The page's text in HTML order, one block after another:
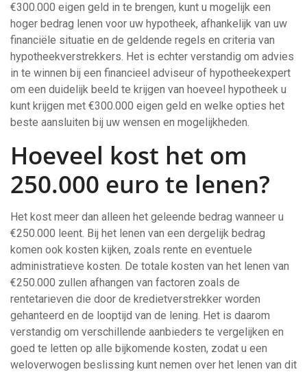
€300.000 eigen geld in te brengen, kunt u mogelijk een
hoger bedrag lenen voor uw hypotheek, afhankelijk van uw
financiële situatie en de geldende regels en criteria van
hypotheekverstrekkers. Het is echter verstandig om advies
in te winnen bij een financieel adviseur of hypotheekexpert
om een duidelijk beeld te krijgen van hoeveel hypotheek u
kunt krijgen met €300.000 eigen geld en welke opties het
beste aansluiten bij uw wensen en mogelijkheden.
Hoeveel kost het om
250.000 euro te lenen?
Het kost meer dan alleen het geleende bedrag wanneer u
€250.000 leent. Bij het lenen van een dergelijk bedrag
komen ook kosten kijken, zoals rente en eventuele
administratieve kosten. De totale kosten van het lenen van
€250.000 zullen afhangen van factoren zoals de
rentetarieven die door de kredietverstrekker worden
gehanteerd en de looptijd van de lening. Het is daarom
verstandig om verschillende aanbieders te vergelijken en
goed te letten op alle bijkomende kosten, zodat u een
weloverwogen beslissing kunt nemen over het lenen van dit